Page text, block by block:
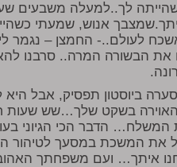
לך..למעלה משבעים
אנוש, שמעתי
לעולם..- החמצן – נגמר
את הבשורה המרה.. סרבנו
שהסערה ביוסטון תפסיק, אבל
בשקט שלך…שש שעות
המשלח… הדבר הכי הגיוני
את המשכת במסעך לטיהור
איתך… ועם משפחתך